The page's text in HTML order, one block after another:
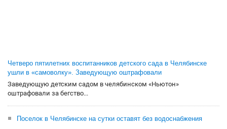
Четверо пятилетних воспитанников детского сада в Челябинске
ушли в «самоволку». Заведующую оштрафовали
Заведующую детским садом в челябинском «Ньютон»
оштрафовали за бегство...
Поселок в Челябинске на сутки оставят без водоснабжения